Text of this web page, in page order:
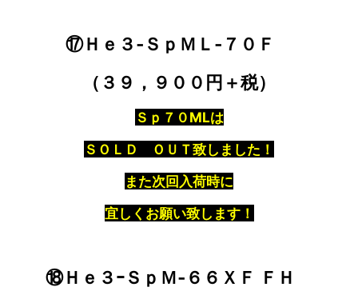
⑰Ｈｅ３‐ＳｐＭＬ‐７０Ｆ
（３９，９００円＋税）
Ｓｐ７０MLは
ＳＯＬＤ ＯＵＴ致しました！
また次回入荷時に
宜しくお願い致します！
⑱Ｈｅ３ｰＳｐＭ‐６６ＸＦ ＦＨ